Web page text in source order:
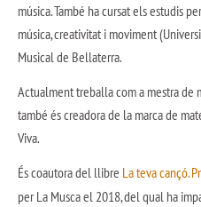
música. També ha cursat els estudis
música, creativitat i moviment
Musical de Bellaterra.
Actualment treballa com a mestra de
també és creadora de la marca de
Viva.
És coautora del llibre La teva cançó.
per La Musca el 2018, del qual ha